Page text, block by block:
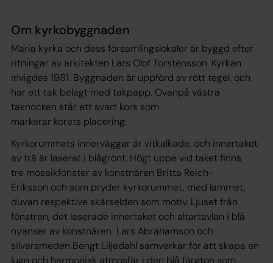
Om kyrkobyggnaden
Maria kyrka och dess församlingslokaler är byggd efter
ritningar av arkitekten Lars Olof Torstensson. Kyrkan
invigdes 1981. Byggnaden är uppförd av rött tegel, och
har ett tak belagt med takpapp. Ovanpå västra
taknocken står ett svart kors som
markerar korets placering.
Kyrkorummets innerväggar är vitkalkade, och innertaket
av trä är laserat i blågrönt. Högt uppe vid taket finns
tre mosaikfönster av konstnären Britta Reich-
Eriksson och som pryder kyrkorummet, med lammet,
duvan respektive skärselden som motiv. Ljuset från
fönstren, det laserade innertaket och altartavlan i blå
nyanser av konstnären Lars Abrahamson och
silversmeden Bengt Liljedahl samverkar för att skapa en
lugn och harmonisk atmosfär i den blå färgton som